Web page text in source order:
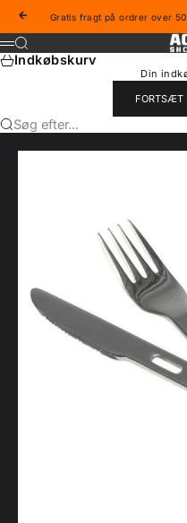
ForrigeGratis fragt på ordrer over
Menu
Søg
Indkøbskurv
Din
FORTSÆT
Søg efter...